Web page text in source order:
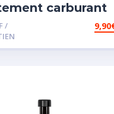
carburant
essence
/
9,90